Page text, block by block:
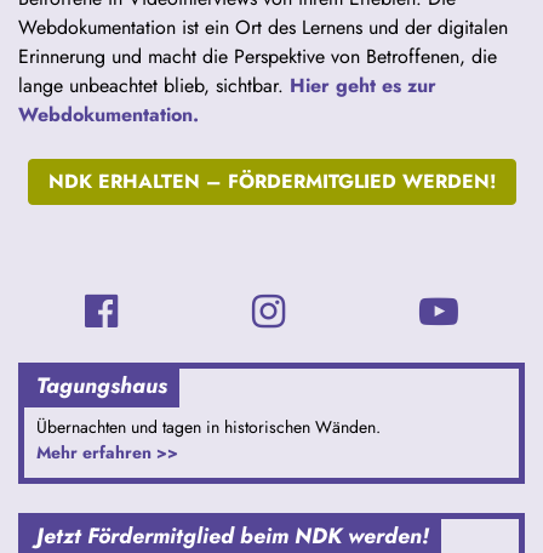
Webdokumentation ist ein Ort des Lernens und der digitalen
Erinnerung und macht die Perspektive von Betroffenen, die
lange unbeachtet blieb, sichtbar. Hier geht es zur
Webdokumentation.
NDK ERHALTEN – FÖRDERMITGLIED WERDEN!
Tagungshaus
Übernachten und tagen in historischen Wänden.
Mehr erfahren >>
Jetzt Fördermitglied beim NDK werden!